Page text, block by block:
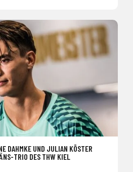
DAHMKE UND JULIAN KÖSTER
TRIO DES THW KIEL